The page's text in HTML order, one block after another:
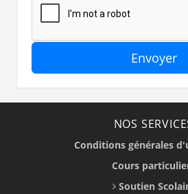
Envoyer
NOS
Conditions générales
Cours
Soutien